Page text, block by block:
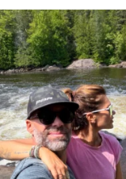
Les Laurentides, le
nature.
...
314